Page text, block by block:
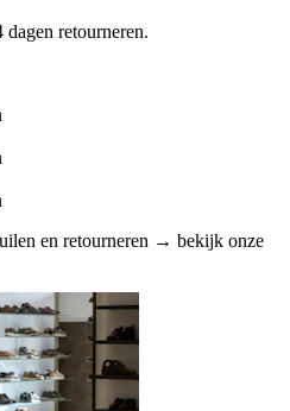
retourneren.
en retourneren → bekijk onze